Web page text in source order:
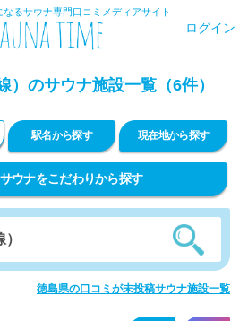
るサウナ専門口コミメディアサイト
ログイン
）のサウナ施設一覧（6件）
駅名から探す 現在地から探す
ウナをこだわりから探す
徳島県の口コミが未投稿サウナ施設一覧